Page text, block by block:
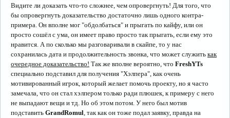
Видите ли доказать что-то сложнее, чем опровергнуть! Для того, что
бы опровергнуть доказательство достаточно лишь одного контра-
примера. Он вполне мог "обдолбаться" и прыгать по кайфу, или он
просто сошёл с ума, он имеет право просто так прыгать, если ему это
нравится. А по сколько мы разговаривали в скайпе, то у нас
сохранилась дата и продолжительность звонка, что может служить как
очередное доказательство! Так же вполне вероятно, что FreshYTs
специально подставил для получения "Хэлпера", как очень
мотивированный игрок, который желает помочь проекту, но я часто
замечала, что он стал хэлпером только ради плюшек, к примеру с него
не выпадают вещи и тд. Но об этом потом. У него был мотив
подставить GrandRomul, так как он тоже подал заявку, правда на